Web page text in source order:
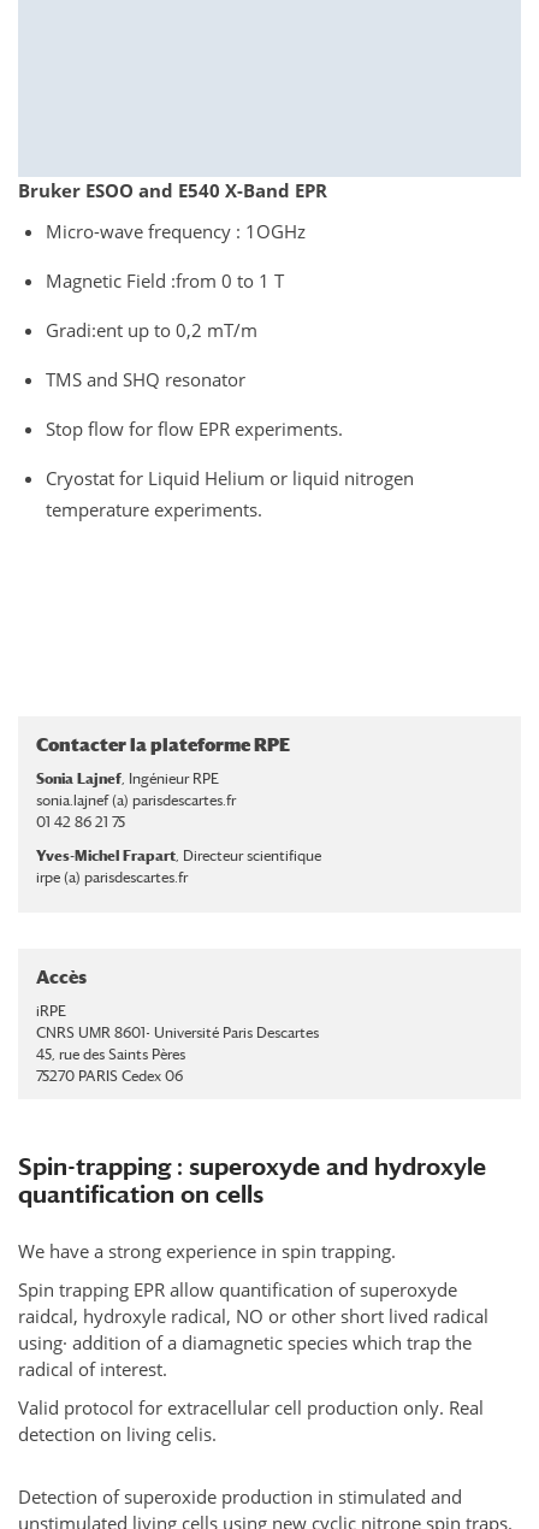
Bruker ESOO and E540 X-Band EPR
Micro-wave frequency : 1OGHz
Magnetic Field :from 0 to 1 T
Gradi:ent up to 0,2 mT/m
TMS and SHQ resonator
Stop flow for flow EPR experiments.
Cryostat for Liquid Helium or liquid nitrogen
temperature experiments.
Contacter la plateforme RPE
Sonia Lajnef, Ingénieur RPE
sonia.lajnef (a) parisdescartes.fr
01 42 86 21 75
Yves-Michel Frapart, Directeur scientifique
irpe (a) parisdescartes.fr
Accès
iRPE
CNRS UMR 8601- Université Paris Descartes
45, rue des Saints Pères
75270 PARIS Cedex 06
Spin-trapping : superoxyde and hydroxyle
quantification on cells
We have a strong experience in spin­ trapping.
Spin trapping EPR allow quantification of superoxyde
raidcal, hydroxyle radical, NO or other short lived radical
using· addition of a diamagnetic species which trap the
radical of interest.
Valid protocol for extracellular cell production only. Real
detection on living celis.
Detection of superoxide production in stimulated and
unstimulated living cells using new cyclic nitrone spin traps.